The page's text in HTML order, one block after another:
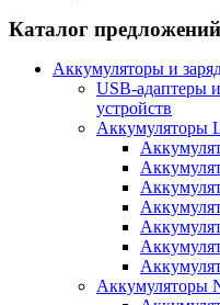
Каталог предложений
Аккумуляторы и
USB-адаптеры
устройств
Аккумуляторы
Аккумуляторы